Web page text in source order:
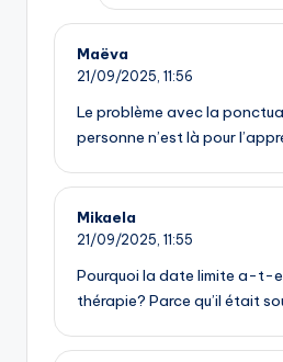
Maëva
21/09/2025, 11:56
Le problème avec la
personne n’est là pour
Mikaela
21/09/2025, 11:55
Pourquoi la date limite a-t-
thérapie? Parce qu’il était